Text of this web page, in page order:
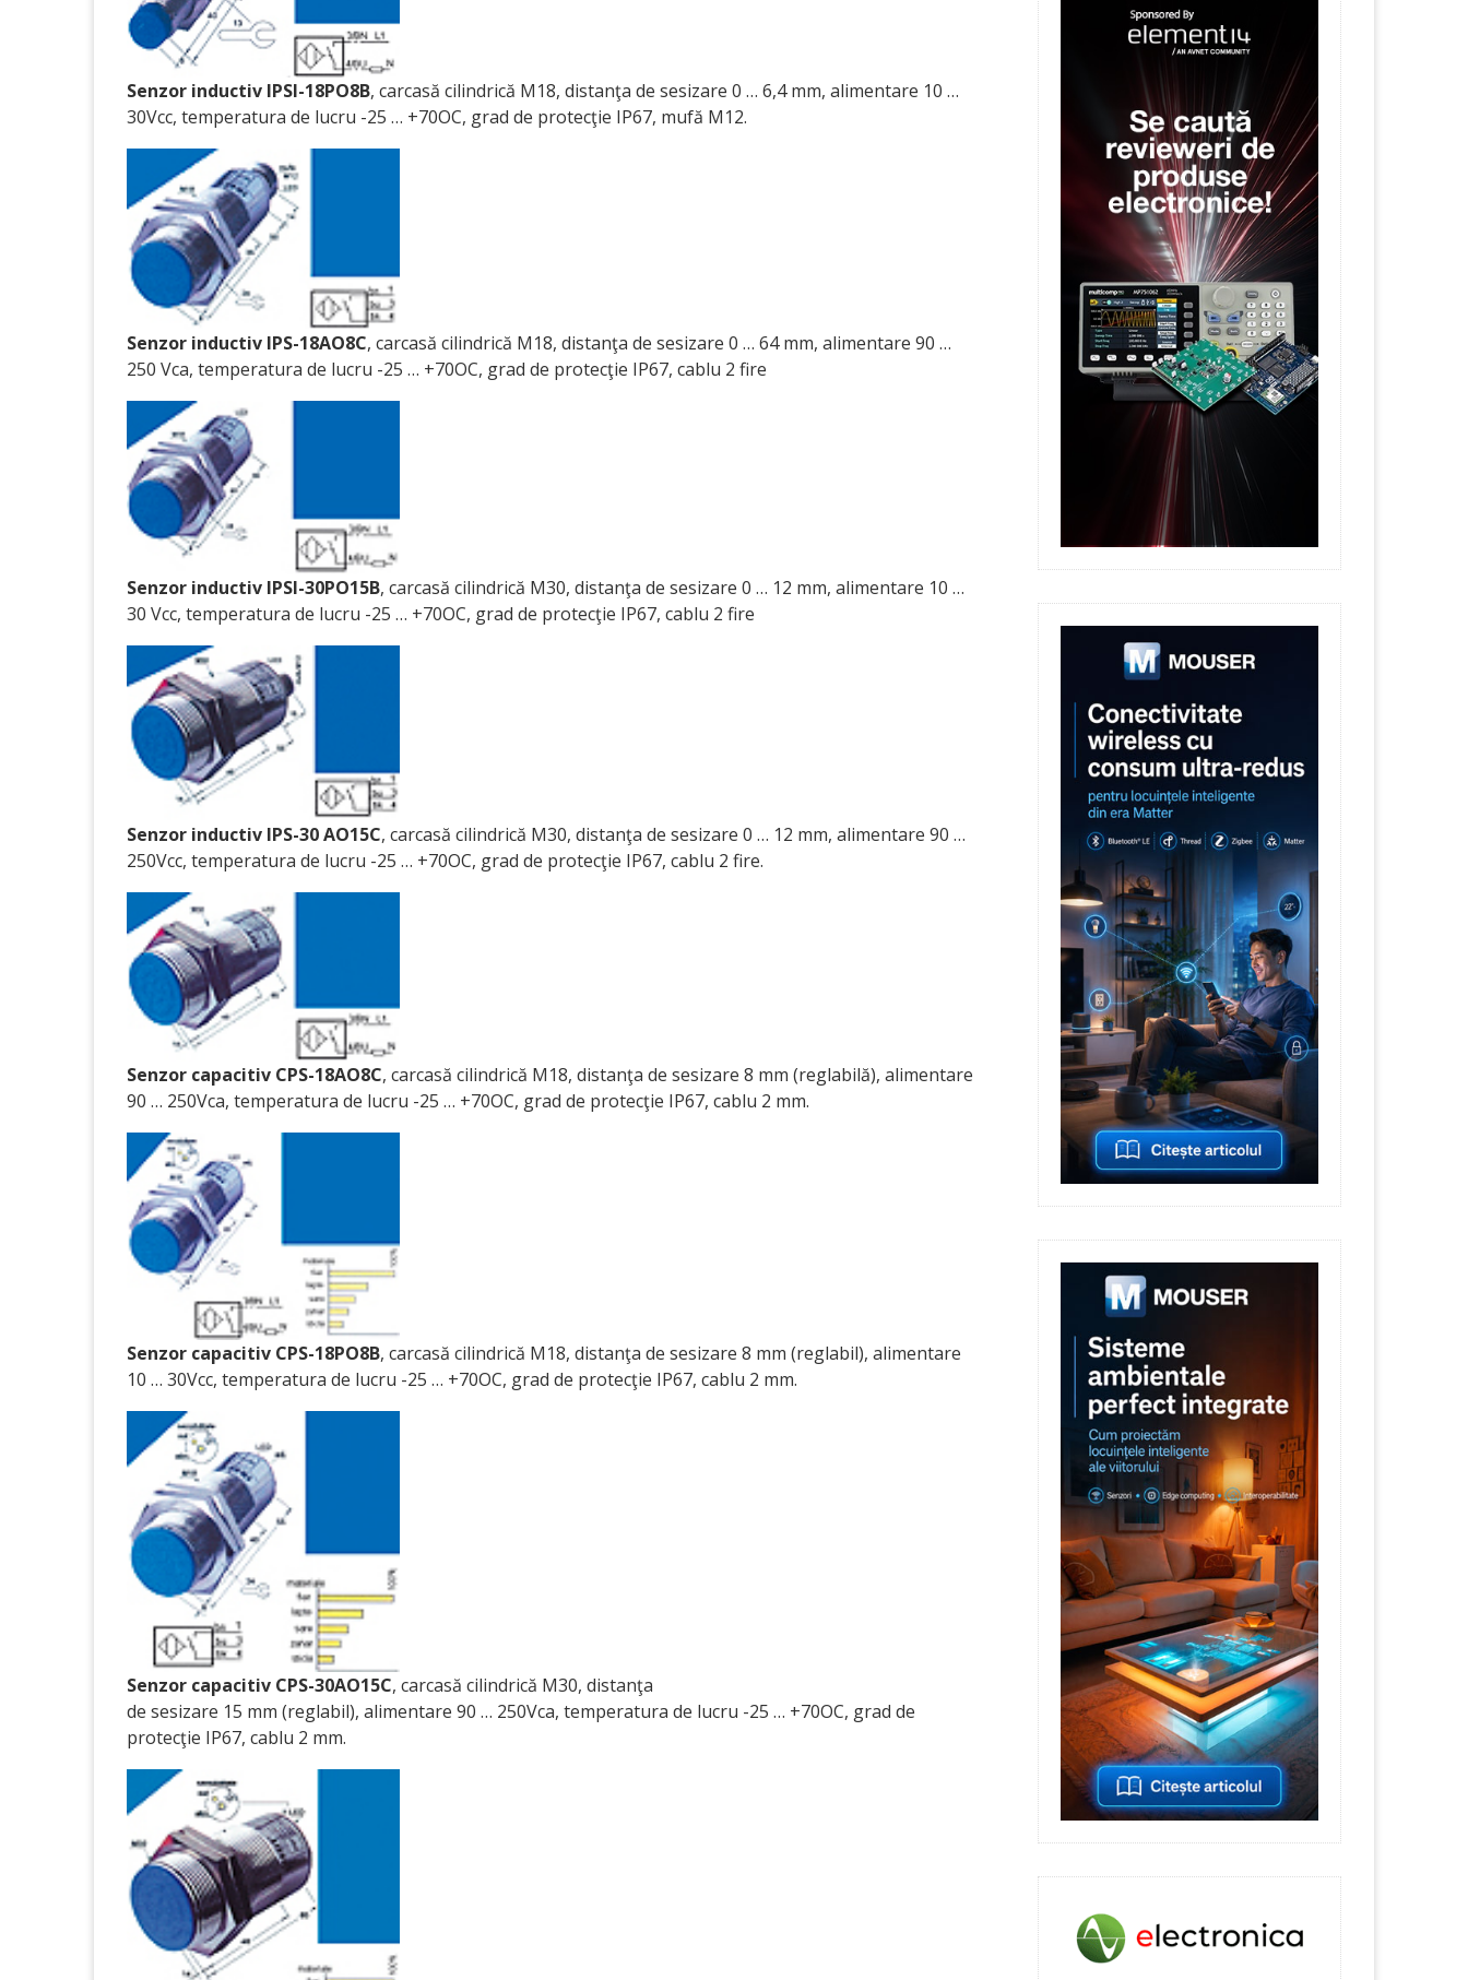
Senzor inductiv IPSI-18PO8B, carcasă cilindrică M18, distanţa de sesizare 0 … 6,4 mm, alimentare 10 …
30Vcc, temperatura de lucru -25 … +70OC, grad de protecţie IP67, mufă M12.
Senzor inductiv IPS-18AO8C, carcasă cilindrică M18, distanţa de sesizare 0 … 64 mm, alimentare 90 …
250 Vca, temperatura de lucru -25 … +70OC, grad de protecţie IP67, cablu 2 fire
Senzor inductiv IPSI-30PO15B, carcasă cilindrică M30, distanţa de sesizare 0 … 12 mm, alimentare 10 …
30 Vcc, temperatura de lucru -25 … +70OC, grad de protecţie IP67, cablu 2 fire
Senzor inductiv IPS-30 AO15C, carcasă cilindrică M30, distanţa de sesizare 0 … 12 mm, alimentare 90 …
250Vcc, temperatura de lucru -25 … +70OC, grad de protecţie IP67, cablu 2 fire.
Senzor capacitiv CPS-18AO8C, carcasă cilindrică M18, distanţa de sesizare 8 mm (reglabilă), alimentare
90 … 250Vca, temperatura de lucru -25 … +70OC, grad de protecţie IP67, cablu 2 mm.
Senzor capacitiv CPS-18PO8B, carcasă cilindrică M18, distanţa de sesizare 8 mm (reglabil), alimentare
10 … 30Vcc, temperatura de lucru -25 … +70OC, grad de protecţie IP67, cablu 2 mm.
Senzor capacitiv CPS-30AO15C, carcasă cilindrică M30, distanţa
de sesizare 15 mm (reglabil), alimentare 90 … 250Vca, temperatura de lucru -25 … +70OC, grad de
protecţie IP67, cablu 2 mm.